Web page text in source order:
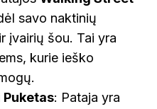
savo naktinių
įvairių šou. Tai yra
kurie ieško
Puketas: Pataja yra